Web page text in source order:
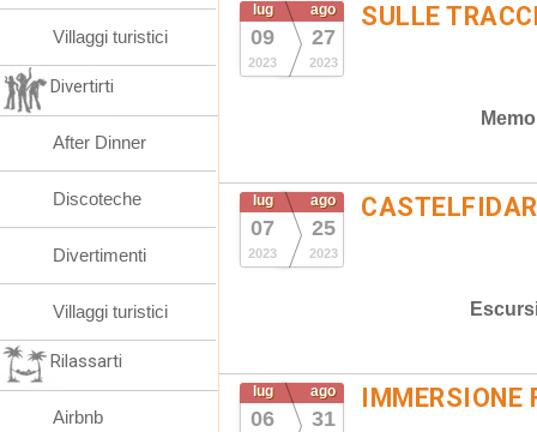
lug
09
2023
ago
27
2023
SULLE
lug
07
2023
ago
25
2023
lug
06
ago
31
IMMERSIONE
Villaggi turistici
Divertirti
After Dinner
Discoteche
Divertimenti
Villaggi turistici
Rilassarti
Airbnb